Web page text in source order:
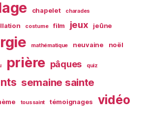
chapelet charades
costume film jeux jeûne
mathématique neuvaine noël
prière pâques quiz
semaine sainte
toussaint témoignages vidéo